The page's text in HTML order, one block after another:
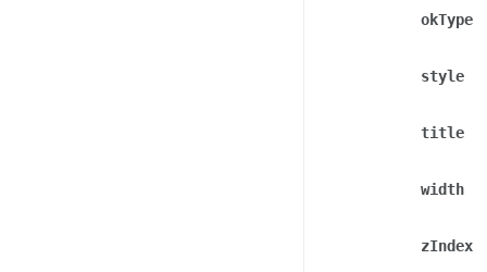
okType
style
title
width
zIndex